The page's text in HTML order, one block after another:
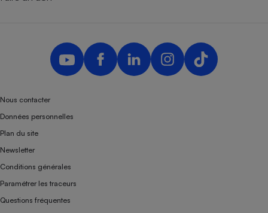
Nous contacter
Données personnelles
Plan du site
Newsletter
Conditions générales
Paramétrer les traceurs
Questions fréquentes